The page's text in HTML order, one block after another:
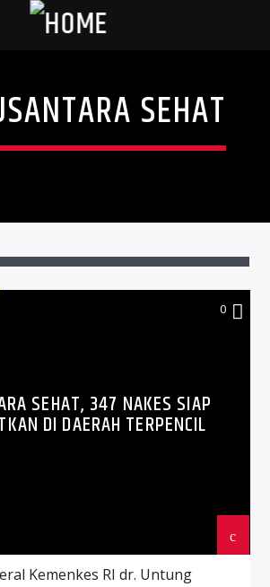
SEHAT
0
SEHAT, 347 NAKES SIAP
DI DAERAH TERPENCIL
Kemenkes RI dr. Untung